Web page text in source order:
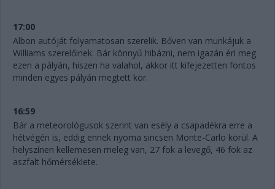
17:00
Albon autóját folyamatosan szerelik. Bőven van munkájuk a
Williams szerelőinek. Bár könnyű hibázni, nem igazán éri meg
ezen a pályán, hiszen ha valahol, akkor itt kifejezetten fontos
minden egyes pályán megtett kör.
16:59
Bár a meteorológusok szerint van esély a csapadékra erre a
hétvégén is, eddig ennek nyoma sincsen Monte-Carlo körül. A
helyszínen kellemesen meleg van, 27 fok a levegő, 46 fok az
aszfalt hőmérséklete.